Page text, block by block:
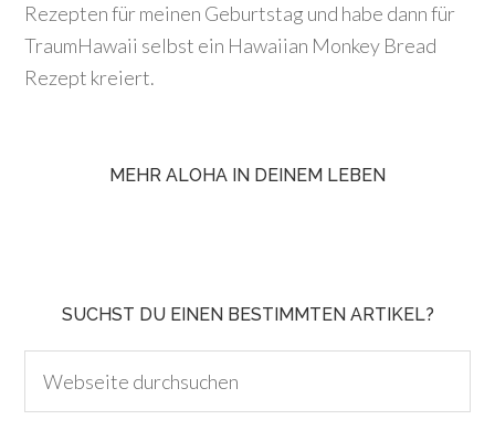
Rezepten für meinen Geburtstag und habe dann für
TraumHawaii selbst ein Hawaiian Monkey Bread
Rezept kreiert.
MEHR ALOHA IN DEINEM LEBEN
SUCHST DU EINEN BESTIMMTEN ARTIKEL?